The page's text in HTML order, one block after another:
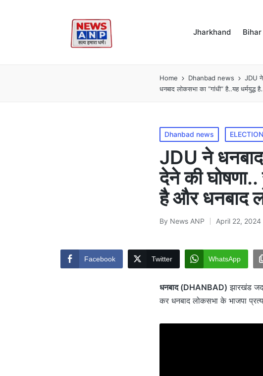
Jharkhand Bihar
Home Dhanbad news
JDU
धनबाद लोकसभा का “गांधी” है..यह धर्मयुद्ध
Posted
in
Dhanbad news
JDU ने
देने की
है और धनबाद
Posted
By News ANP April 22, 2024
Facebook Twitter WhatsApp
धनबाद (DHANBAD) झारखंड
कर धनबाद लोकसभा के भाजपा